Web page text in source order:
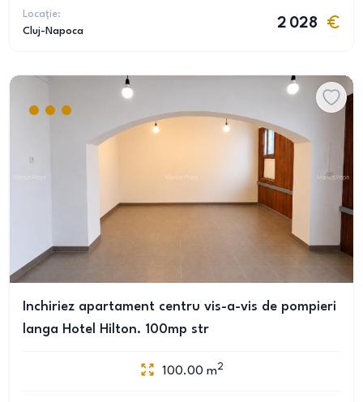
Locație:
Cluj-Napoca
2 028
Inchiriez apartament centru vis-a-vis de pompieri
langa Hotel Hilton. 100mp str
100.00 m2